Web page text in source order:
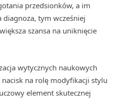
przedsionków, a im
tym wcześniej
szansa na uniknięcie
wytycznych naukowych
nacisk na rolę modyfikacji stylu
element skutecznej